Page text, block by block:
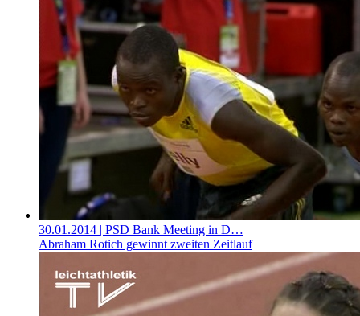
30.01.2014 | PSD Bank Meeting in D…
Abraham Rotich gewinnt zweiten Zeitlauf